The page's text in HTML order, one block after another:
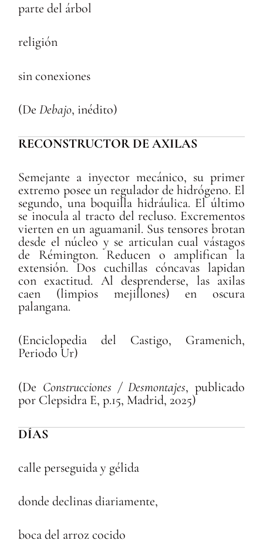
parte del árbol
religión
sin conexiones
(DeDebajo, inédito)
RECONSTRUCTOR DE AXILAS
Semejante a inyector mecánico, su primer
extremo posee un regulador de hidrógeno. El
segundo, una boquilla hidráulica. El último
se inocula al tracto del recluso. Excrementos
vierten en un aguamanil. Sus tensores brotan
desde el núcleo y se articulan cual vástagos
de Rémington. Reducen o amplifican la
extensión. Dos cuchillas cóncavas lapidan
con exactitud. Al desprenderse, las axilas
caen (limpios mejillones) en oscura
palangana.
(Enciclopedia del Castigo, Gramenich,
Periodo Ur)
(De Construcciones / Desmontajes, publicado
por Clepsidra E, p.15, Madrid, 2025)
DÍAS
calle perseguida y gélida
donde declinas diariamente,
boca del arroz cocido